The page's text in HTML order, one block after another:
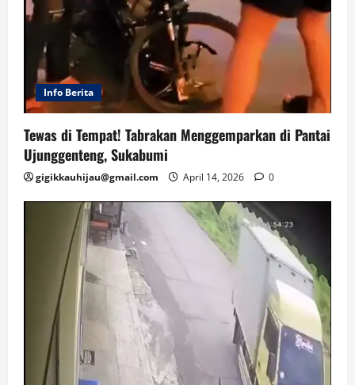
Info Berita
Tewas di Tempat! Tabrakan Menggemparkan di Pantai
Ujunggenteng, Sukabumi
gigikkauhijau@gmail.com April 14, 2026 0